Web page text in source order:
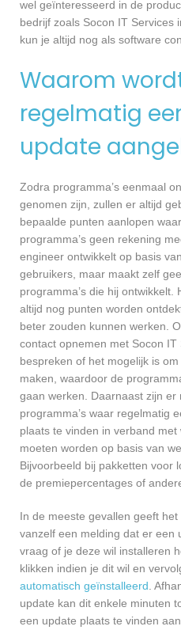
wel geïnteresseerd in de
bedrijf zoals Socon IT Services
kun je altijd nog als software
Waarom
regelmatig
update
Zodra programma’s eenmaal
genomen zijn, zullen er altijd
bepaalde punten aanlopen
programma’s geen rekening
engineer ontwikkelt op basis
gebruikers, maar maakt zelf
programma’s die hij
altijd nog punten worden
beter zouden kunnen werken.
contact opnemen met Socon
bespreken of het mogelijk is
maken, waardoor de
gaan werken. Daarnaast zijn er
programma’s waar regelmatig
plaats te vinden in verband
moeten worden op basis van
Bijvoorbeeld bij pakketten voor
de premiepercentages of
In de meeste gevallen geeft
vanzelf een melding dat er een
vraag of je deze wil installeren
klikken indien je dit wil en
automatisch geïnstalleerd .
update kan dit enkele minuten
een update plaats te vinden